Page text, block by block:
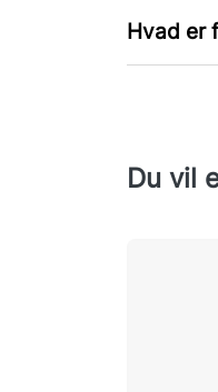
Hvad er
Du vil